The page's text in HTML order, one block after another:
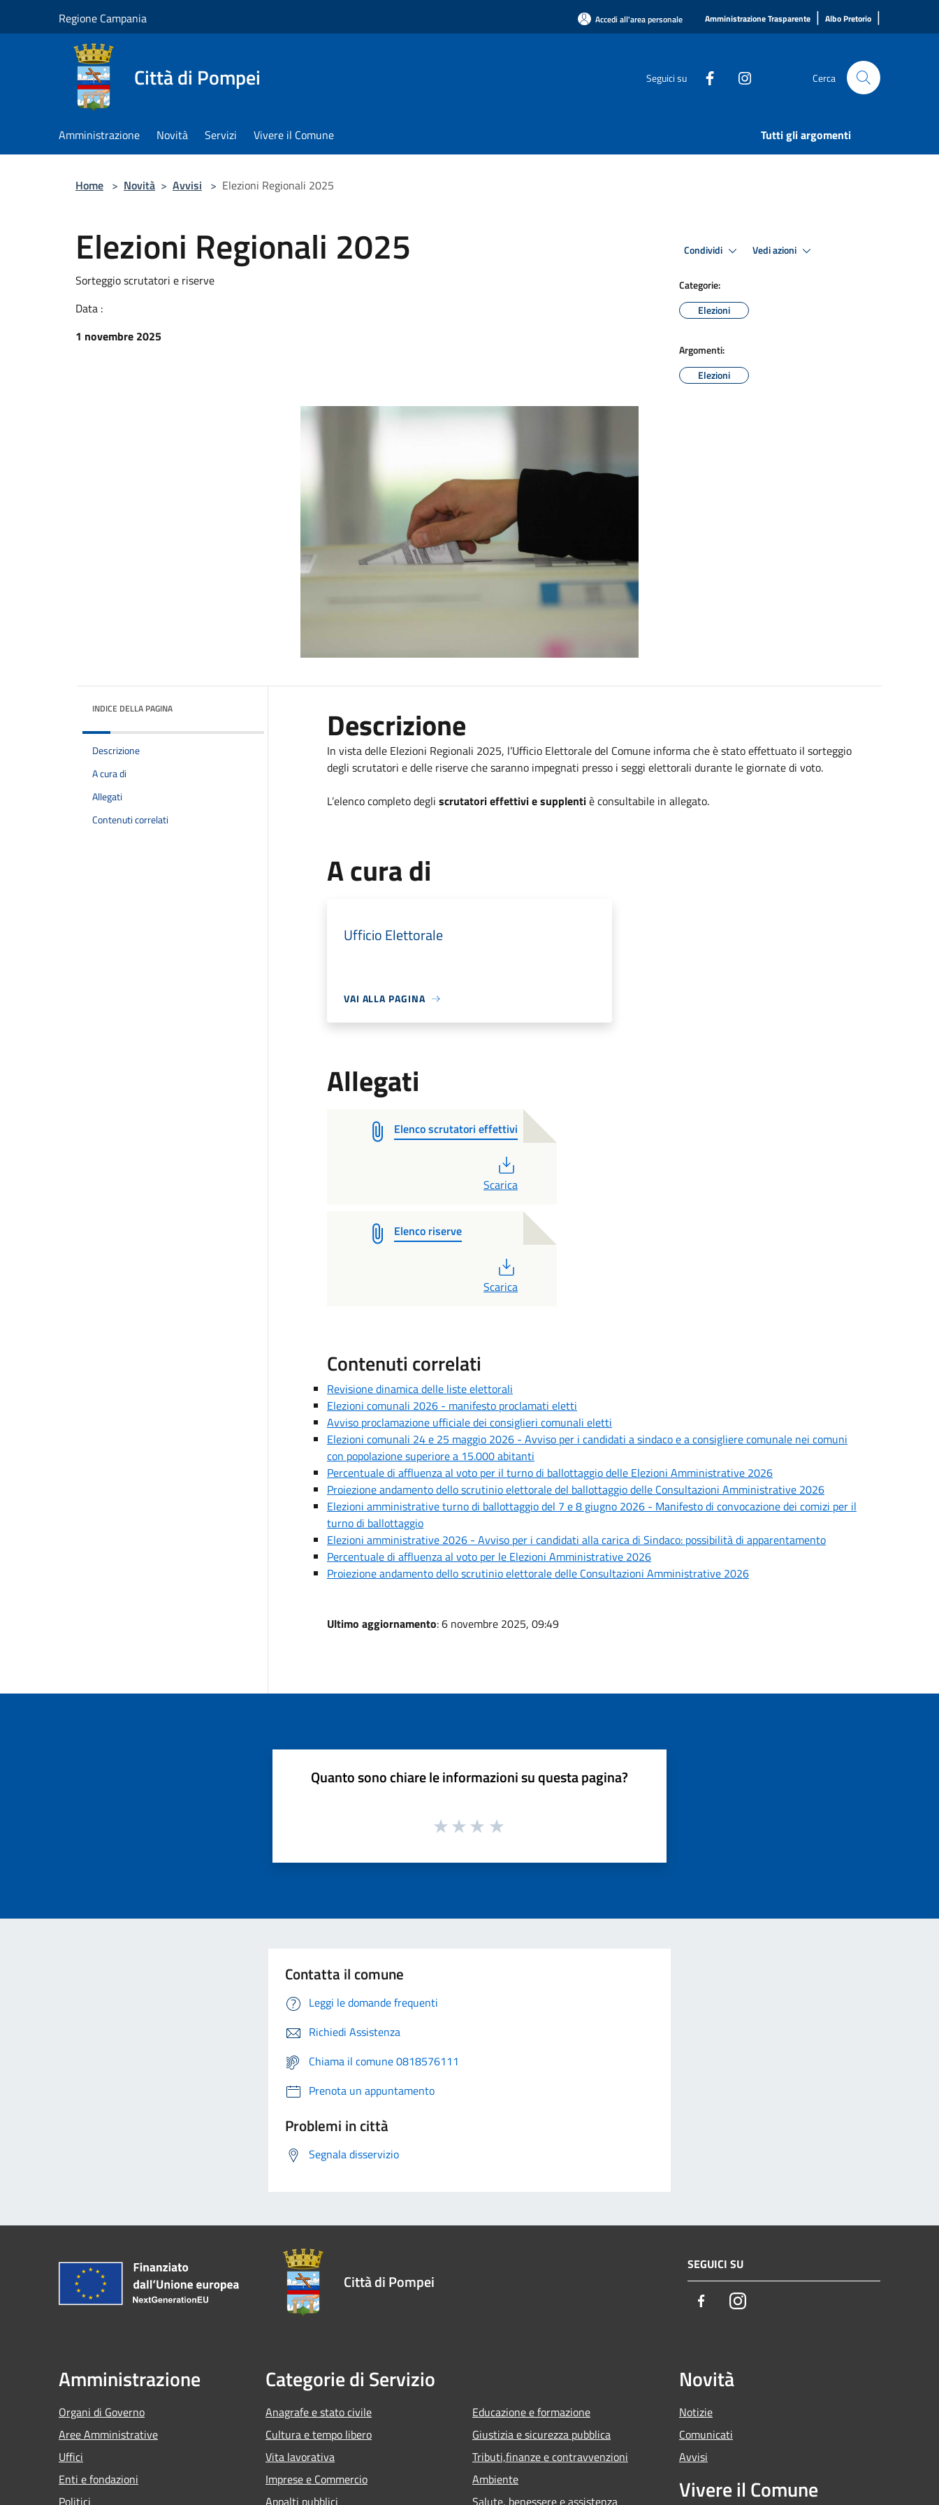
Regione Campania Accedi all'area personale Amministrazione Trasparente | Albo Pretorio |
Città di Pompei Seguici su Cerca
Amministrazione Novità Servizi Vivere il Comune Tutti gli argomenti
Home > Novità > Avvisi > Elezioni Regionali 2025
Elezioni Regionali 2025
Sorteggio scrutatori e riserve
Data :
1 novembre 2025
Condividi Vedi azioni
Categorie:
Elezioni
Argomenti:
Elezioni
INDICE DELLA PAGINA
Descrizione
A cura di
Allegati
Contenuti correlati
Descrizione
In vista delle Elezioni Regionali 2025, l’Ufficio Elettorale del Comune informa che è stato effettuato il sorteggio
degli scrutatori e delle riserve che saranno impegnati presso i seggi elettorali durante le giornate di voto.
L’elenco completo degli scrutatori effettivi e supplentiè consultabile in allegato.
A cura di
Ufficio Elettorale
VAI ALLA PAGINA
Allegati
Elenco scrutatori effettivi
Scarica
Elenco riserve
Scarica
Contenuti correlati
Revisione dinamica delle liste elettorali
Elezioni comunali 2026 - manifesto proclamati eletti
Avviso proclamazione ufficiale dei consiglieri comunali eletti
Elezioni comunali 24 e 25 maggio 2026 - Avviso per i candidati a sindaco e a consigliere comunale nei comuni
con popolazione superiore a 15.000 abitanti
Percentuale di affluenza al voto per il turno di ballottaggio delle Elezioni Amministrative 2026
Proiezione andamento dello scrutinio elettorale del ballottaggio delle Consultazioni Amministrative 2026
Elezioni amministrative turno di ballottaggio del 7 e 8 giugno 2026 - Manifesto di convocazione dei comizi per il
turno di ballottaggio
Elezioni amministrative 2026 - Avviso per i candidati alla carica di Sindaco: possibilità di apparentamento
Percentuale di affluenza al voto per le Elezioni Amministrative 2026
Proiezione andamento dello scrutinio elettorale delle Consultazioni Amministrative 2026
Ultimo aggiornamento: 6 novembre 2025, 09:49
Quanto sono chiare le informazioni su questa pagina?
Contatta il comune
Leggi le domande frequenti
Richiedi Assistenza
Chiama il comune 0818576111
Prenota un appuntamento
Problemi in città
Segnala disservizio
Città di Pompei
SEGUICI SU
FacebookInstagram
Amministrazione
Organi di Governo
Aree Amministrative
Uffici
Enti e fondazioni
Politici
Categorie di Servizio
Anagrafe e stato civile
Cultura e tempo libero
Vita lavorativa
Imprese e Commercio
Appalti pubblici
Educazione e formazione
Giustizia e sicurezza pubblica
Tributi,finanze e contravvenzioni
Ambiente
Salute, benessere e assistenza
Novità
Notizie
Comunicati
Avvisi
Vivere il Comune